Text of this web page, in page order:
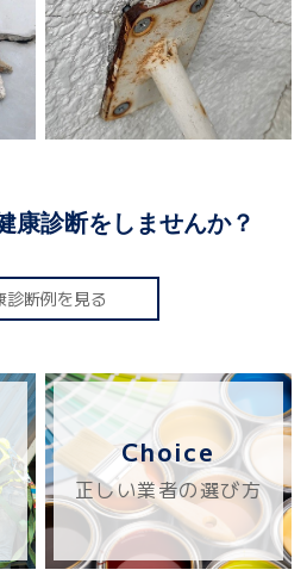
康診断をしませんか？
診断例を見る
Choice
正しい業者の選び方